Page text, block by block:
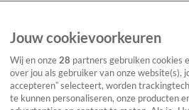
Jouw cookievoorkeuren
Wij en onze 28 partners gebruiken cookies
over jou als gebruiker van onze website(s),
accepteren” selecteert, worden
te kunnen personaliseren, onze producten